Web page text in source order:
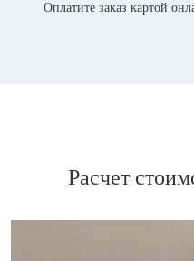
Оплатите заказ картой
Расчет